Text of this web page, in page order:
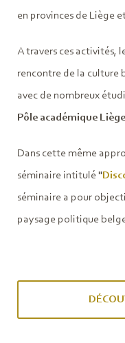
en provinces de Liège
A travers ces activités,
rencontre de la culture
avec de nombreux
Pôle académique
Dans cette même
séminaire intitulé"
séminaire a pour
paysage politique